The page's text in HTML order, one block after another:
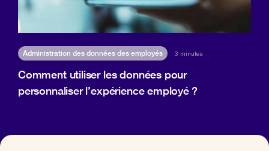
Administration des données des employés 3 minutes
Comment utiliser les données pour
personnaliser l’expérience employé ?